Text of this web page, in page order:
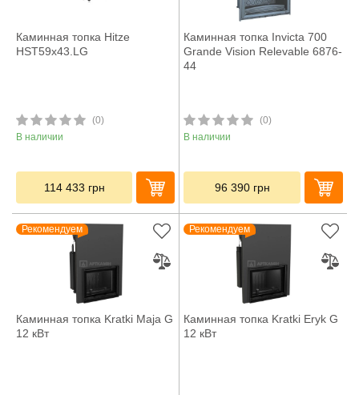
Каминная топка Hitze
HST59x43.LG
(0)
В наличии
114 433 грн
Каминная топка Invicta 700
Grande Vision Relevable 6876-
44
(0)
В наличии
96 390 грн
Рекомендуем
Каминная топка Kratki Maja G
12 кВт
Рекомендуем
Каминная топка Kratki Eryk G
12 кВт